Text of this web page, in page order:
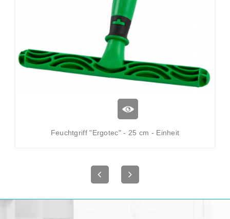
Feuchtgriff "Ergotec" - 25 cm - Einheit